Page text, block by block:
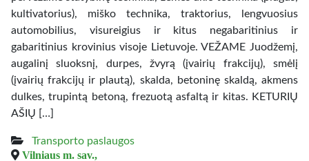
kultivatorius), miško technika, traktorius, lengvuosius
automobilius, visureigius ir kitus negabaritinius ir
gabaritinius krovinius visoje Lietuvoje. VEŽAME Juodžemį,
augalinį sluoksnį, durpes, žvyrą (įvairių frakcijų), smėlį
(įvairių frakcijų ir plautą), skalda, betoninę skaldą, akmens
dulkes, trupintą betoną, frezuotą asfaltą ir kitas. KETURIŲ
AŠIŲ […]
Transporto paslaugos
Vilniaus m. sav.,